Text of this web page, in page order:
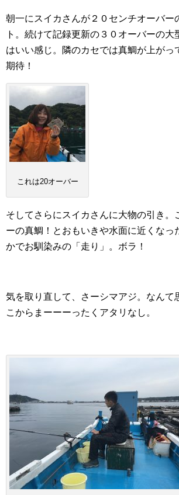
朝一にスイカさんが２０センチオーバー
ト。続けて記録更新の３０オーバーの大
はいい感じ。隣のカセでは真鯛が上がっ
期待！
これは20オーバー
そしてさらにスイカさんに大物の引き。
ーの真鯛！とおもいきや水面に近くなっ
かでお馴染みの「走り」。ボラ！
気を取り直して、さーシマアジ。なんて
こからまーーーったくアタリなし。